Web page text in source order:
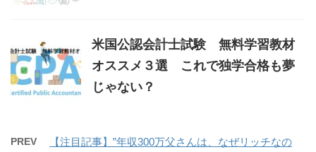
米国公認会計士試験 無料学習教材
オススメ３選 これで独学合格も夢
じゃない？
PREV
【注目記事】”年収300万父さんは、なぜリッチなの